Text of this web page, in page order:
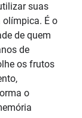
suas
É o
de quem
de
os frutos
o